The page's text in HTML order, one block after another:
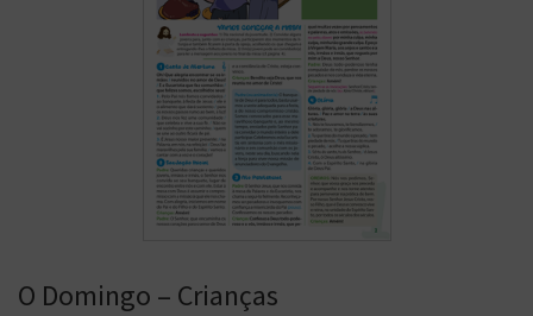
O Domingo – Crianças